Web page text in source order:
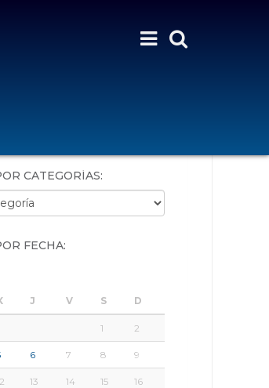
CATEGORÍAS:
FECHA:
J V S D
1 2
6 7 8 9
13 14 15 16